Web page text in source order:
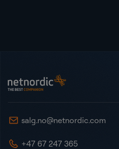
NetNordic Norway
salg.no@netnordic.com
+47 67 247 365